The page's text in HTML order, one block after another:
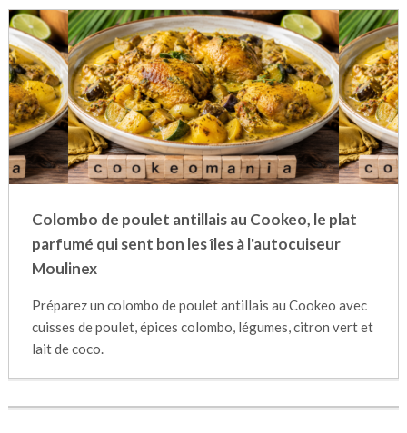
Colombo de poulet antillais au Cookeo, le plat
parfumé qui sent bon les îles à l'autocuiseur
Moulinex
Préparez un colombo de poulet antillais au Cookeo avec
cuisses de poulet, épices colombo, légumes, citron vert et
lait de coco.